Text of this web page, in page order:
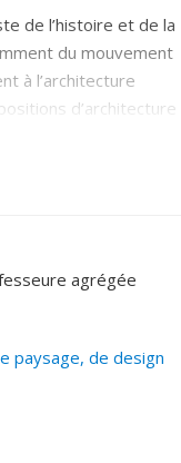
de l’histoire et de la
du mouvement
à l’architecture
d’architecture
Ses recherches
projet architectural. Il
agrégée
paysage, de design